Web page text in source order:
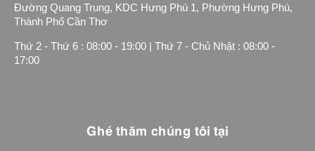
Đường Quang Trung, KDC Hưng Phú 1, Phường Hưng Phú,
Thành Phố Cần Thơ
Thứ 2 - Thứ 6 : 08:00 - 19:00 | Thứ 7 - Chủ Nhật : 08:00 -
17:00
Ghé thăm chúng tôi tại